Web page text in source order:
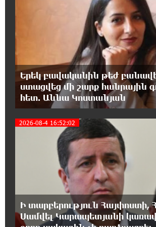
Վեհափառի անձնագրի մեջ
Գարեգին Բ․ նույնիսկ
դատախազներն են այդպես դիմում նրան՝
ելնելով․ տեսանյութ
15:09:27 6-08-2026
Ռեբուսը լուծելու համար,
ՀՀ 29.800 քկմ տարածքը
Վարդևանյանը՝ Հովհաննիսյանին
15:00:46 6-08-2026
Ֆասթ Բանկը Սևան
ներկայացրել է իր
քարտային առաջարկները
14:40:31 6-08-2026
Ընդդիմությունը պետք է իր
համախմբի
ուժերին. Արեգ Սավգուլյան
Երեկ բավականին թեժ
ստացվեց մի շարք հանրային
հետ. Աննա Կոստանյան
2026-08-4 16:52:02
Ի տարբերություն Հայփոստի,
Սամվել Կարապետյանի